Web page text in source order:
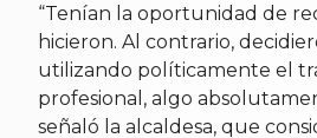
“Tenían la oportunidad de
hicieron. Al contrario,
utilizando políticamente el
profesional, algo
señaló la alcaldesa, que